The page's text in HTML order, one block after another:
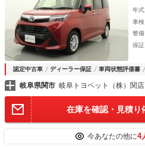
年式
車検
整備
保証
認定中古車 ディーラー保証 車両状態評価書
岐阜県関市 岐阜トヨペット（株）関店
在庫を確認・見積り
今あなたの他に4